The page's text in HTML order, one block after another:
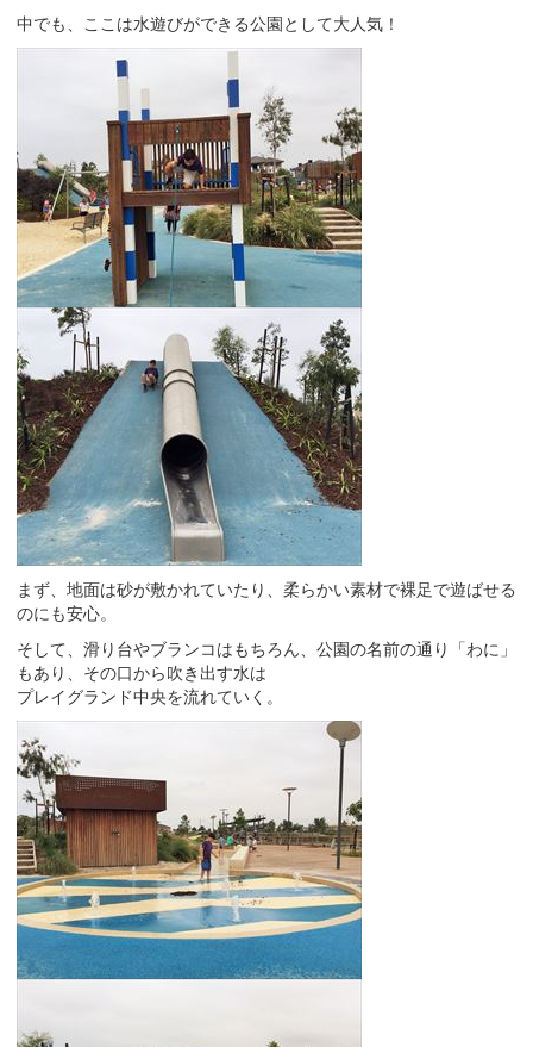
中でも、ここは水遊びができる公園として大人気！
まず、地面は砂が敷かれていたり、柔らかい素材で裸足で遊ばせる
のにも安心。
そして、滑り台やブランコはもちろん、公園の名前の通り「わに」
もあり、その口から吹き出す水は
プレイグランド中央を流れていく。